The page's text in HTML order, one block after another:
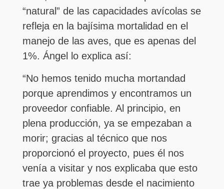
“natural” de las capacidades avícolas se
refleja en la bajísima mortalidad en el
manejo de las aves, que es apenas del
1%. Ángel lo explica así:
“No hemos tenido mucha mortandad
porque aprendimos y encontramos un
proveedor confiable. Al principio, en
plena producción, ya se empezaban a
morir; gracias al técnico que nos
proporcionó el proyecto, pues él nos
venía a visitar y nos explicaba que esto
trae ya problemas desde el nacimiento